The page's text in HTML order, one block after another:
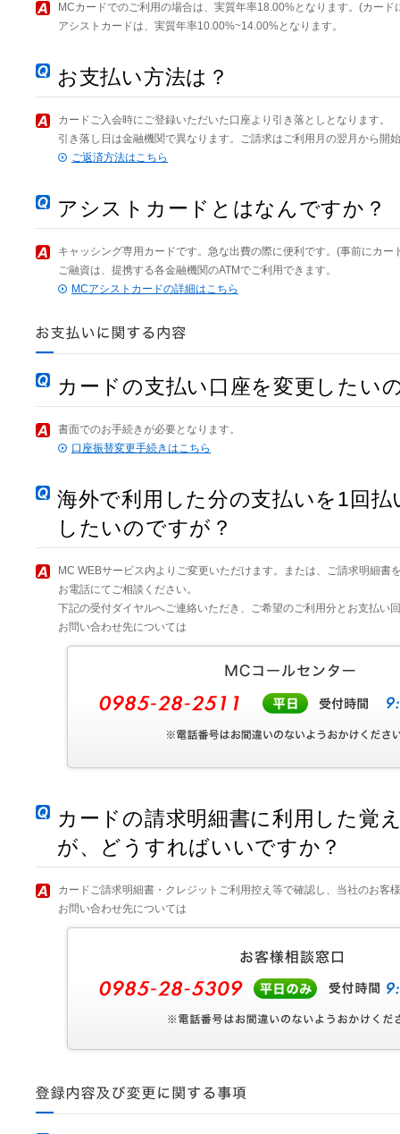
MCカードでのご利用の場合は、実質年率18.00%となります。(カード
アシストカードは、実質年率10.00%~14.00%となります。
お支払い方法は？
カードご入会時にご登録いただいた口座より引き落としとなります。
引き落し日は金融機関で異なります。ご請求はご利用月の翌月から開
ご返済方法はこちら
アシストカードとはなんですか？
キャッシング専用カードです。急な出費の際に便利です。(事前にカー
ご融資は、提携する各金融機関のATMでご利用できます。
MCアシストカードの詳細はこちら
カードの支払い口座を変更したい
書面でのお手続きが必要となります。
口座振替変更手続きはこちら
海外で利用した分の支払いを1回
したいのですが？
MC WEBサービス内よりご変更いただけます。または、ご請求明細書
お電話にてご相談ください。
下記の受付ダイヤルへご連絡いただき、ご希望のご利用分とお支払い
お問い合わせ先については
カードの請求明細書に利用した覚
が、どうすればいいですか？
カードご請求明細書・クレジットご利用控え等で確認し、当社のお客
お問い合わせ先については